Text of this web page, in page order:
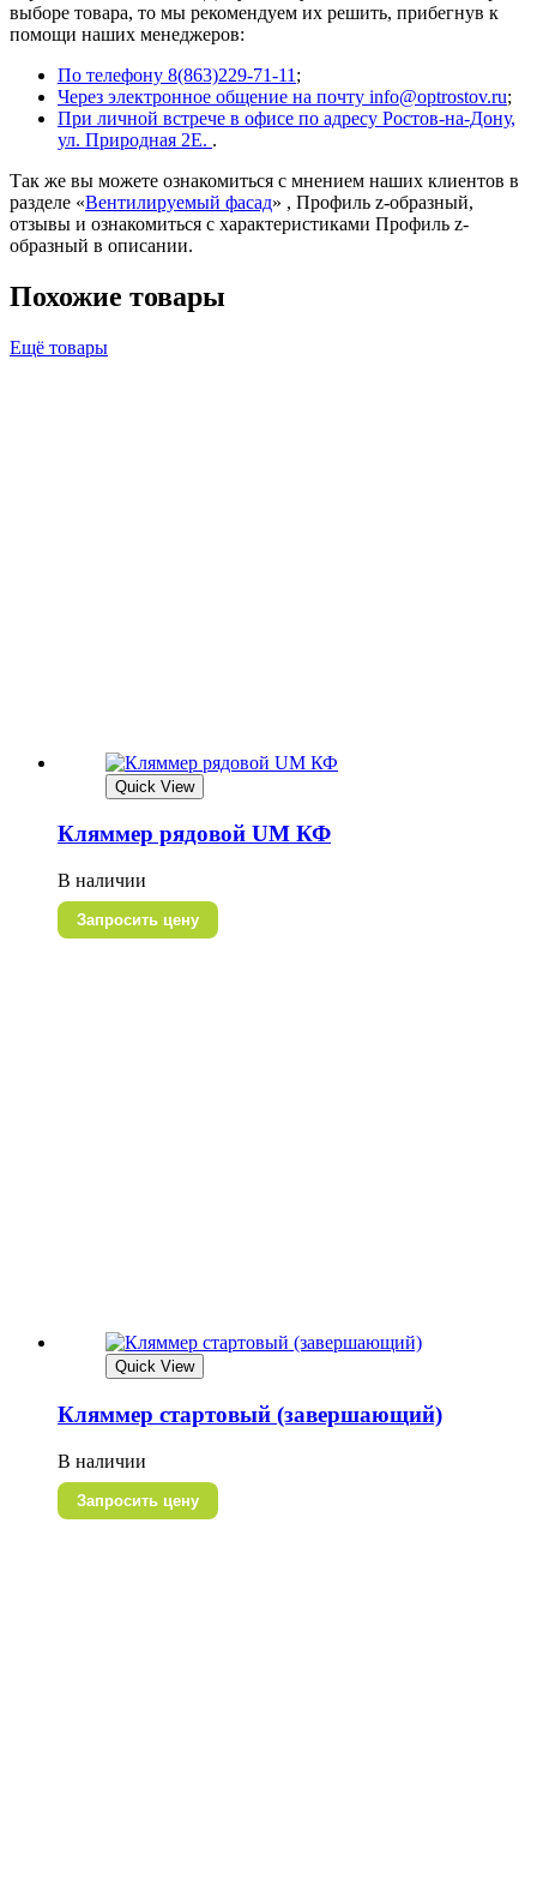
выборе товара, то мы рекомендуем их решить, прибегнув к
помощи наших менеджеров:
По телефону 8(863)229-71-11 ;
Через электронное общение на почту info@optrostov.ru;
При личной встрече в офисе по адресу Ростов-на-Дону,
ул. Природная 2Е. .
Так же вы можете ознакомиться с мнением наших клиентов в
разделе «Вентилируемый фасад» , Профиль z-образный,
отзывы и ознакомиться с характеристиками Профиль z-
образный в описании.
Похожие товары
Ещё товары
Quick View
Кляммер рядовой UM КФ
В наличии
Запросить цену
Quick View
Кляммер стартовый (завершающий)
В наличии
Запросить цену